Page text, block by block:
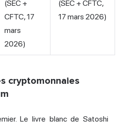
(SEC +
CFTC, 17
mars
2026)
(SEC + CFTC,
17 mars 2026)
cryptomonnaies
Le livre blanc de Satoshi